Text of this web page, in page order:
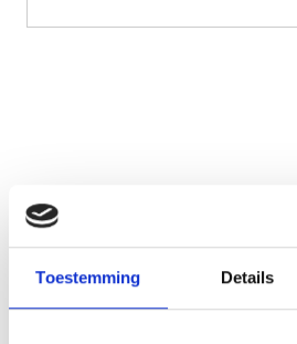
Toestemming Details